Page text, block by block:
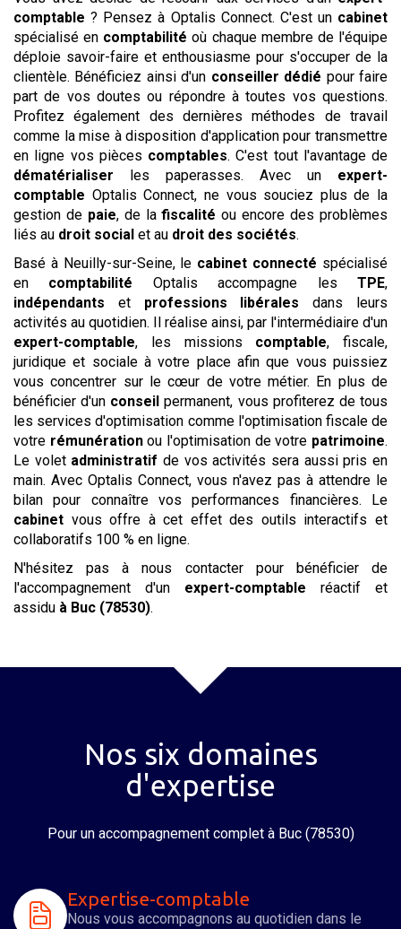
comptable ? Pensez à Optalis Connect. C'est un cabinet
spécialisé en comptabilité où chaque membre de l'équipe
déploie savoir-faire et enthousiasme pour s'occuper de la
clientèle. Bénéficiez ainsi d'un conseiller dédié pour faire
part de vos doutes ou répondre à toutes vos questions.
Profitez également des dernières méthodes de travail
comme la mise à disposition d'application pour transmettre
en ligne vos pièces comptables. C'est tout l'avantage de
dématérialiser les paperasses. Avec un expert-
comptable Optalis Connect, ne vous souciez plus de la
gestion de paie, de lafiscalité ou encore des problèmes
liés au droit social et au droit des sociétés.
Basé à Neuilly-sur-Seine, le cabinet connecté spécialisé
en comptabilité Optalis accompagne lesTPE,
indépendants et professions libérales dans leurs
activités au quotidien. Il réalise ainsi, par l'intermédiaire d'un
expert-comptable, les missions comptable, fiscale,
juridique et sociale à votre place afin que vous puissiez
vous concentrer sur le cœur de votre métier. En plus de
bénéficier d'un conseil permanent, vous profiterez de tous
les services d'optimisation comme l'optimisation fiscale de
votre rémunérationou l'optimisation de votre patrimoine.
Le volet administratif de vos activités sera aussi pris en
main. Avec Optalis Connect, vous n'avez pas à attendre le
bilan pour connaître vos performances financières. Le
cabinet vous offre à cet effet des outils interactifs et
collaboratifs 100 % en ligne.
N'hésitez pas à nous contacter pour bénéficier de
l'accompagnement d'un expert-comptable réactif et
assidu à Buc (78530).
Nos six domaines
d'expertise
Pour un accompagnement complet à Buc (78530)
Expertise-comptable
Nous vous accompagnons au quotidien dans le